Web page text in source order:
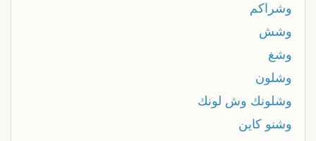
وشراكم
وشش
وشغ
وشلون
وشلونك وش لونك
وشنو كاين